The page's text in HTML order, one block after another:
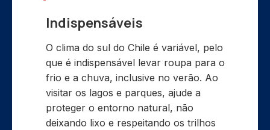
Indispensáveis
O clima do sul do Chile é variável, pelo
que é indispensável levar roupa para o
frio e a chuva, inclusive no verão. Ao
visitar os lagos e parques, ajude a
proteger o entorno natural, não
deixando lixo e respeitando os trilhos